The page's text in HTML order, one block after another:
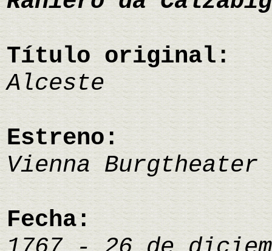
Título original:
Alceste
Estreno:
Vienna Burgtheater
Fecha: